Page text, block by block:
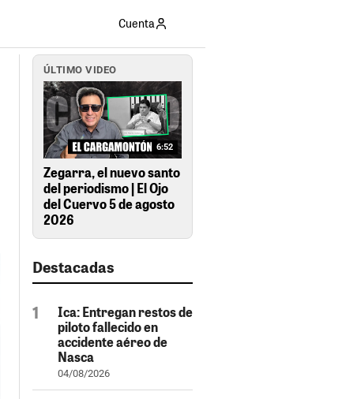
Cuenta
ÚLTIMO VIDEO
6:52
Zegarra, el nuevo santo
del periodismo | El Ojo
del Cuervo 5 de agosto
2026
Destacadas
Ica: Entregan restos de
piloto fallecido en
accidente aéreo de
Nasca
04/08/2026